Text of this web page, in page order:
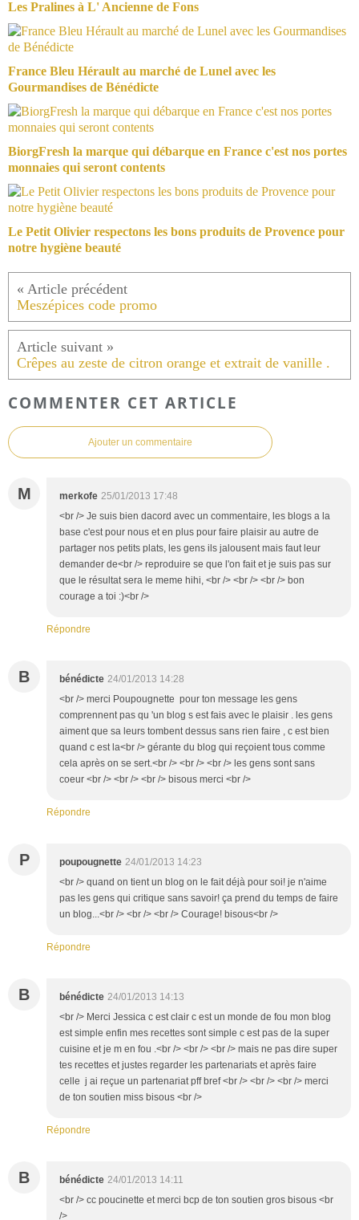
Les Pralines à L' Ancienne de Fons
France Bleu Hérault au marché de Lunel avec les
Gourmandises de Bénédicte
BiorgFresh la marque qui débarque en France c'est nos portes
monnaies qui seront contents
Le Petit Olivier respectons les bons produits de Provence pour
notre hygiène beauté
Meszépices code promo
Crêpes au zeste de citron orange et extrait de vanille .
COMMENTER CET ARTICLE
Ajouter un commentaire
M merkofe 25/01/2013 17:48
<br /> Je suis bien dacord avec un commentaire, les blogs a la
base c'est pour nous et en plus pour faire plaisir au autre de
partager nos petits plats, les gens ils jalousent mais faut leur
demander de<br /> reproduire se que l'on fait et je suis pas sur
que le résultat sera le meme hihi, <br /> <br /> <br /> bon
courage a toi :)<br />
Répondre
B bénédicte 24/01/2013 14:28
<br /> merci Poupougnette pour ton message les gens
comprennent pas qu 'un blog s est fais avec le plaisir . les gens
aiment que sa leurs tombent dessus sans rien faire , c est bien
quand c est la<br /> gérante du blog qui reçoient tous comme
cela après on se sert.<br /> <br /> <br /> les gens sont sans
coeur <br /> <br /> <br /> bisous merci <br />
Répondre
P poupougnette 24/01/2013 14:23
<br /> quand on tient un blog on le fait déjà pour soi! je n'aime
pas les gens qui critique sans savoir! ça prend du temps de faire
un blog...<br /> <br /> <br /> Courage! bisous<br />
Répondre
B bénédicte 24/01/2013 14:13
<br /> Merci Jessica c est clair c est un monde de fou mon blog
est simple enfin mes recettes sont simple c est pas de la super
cuisine et je m en fou .<br /> <br /> <br /> mais ne pas dire super
tes recettes et justes regarder les partenariats et après faire
celle j ai reçue un partenariat pff bref <br /> <br /> <br /> merci
de ton soutien miss bisous <br />
Répondre
B bénédicte 24/01/2013 14:11
<br /> cc poucinette et merci bcp de ton soutien gros bisous <br
/>